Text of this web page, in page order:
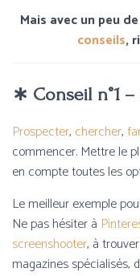
Mais avec un peu de
conseils,
∗ Conseil n°1
Prospecter, chercher,
commencer. Mettre le
en compte toutes les
Le meilleur exemple
Ne pas hésiter à
screenshooter, à
magazines spécialisés,